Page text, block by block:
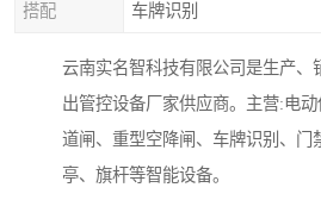
搭配 车牌识别
云南实名智科技有限公司是生产、
出管控设备厂家供应商。主营:电
道闸、重型空降闸、车牌识别、门
亭、旗杆等智能设备。